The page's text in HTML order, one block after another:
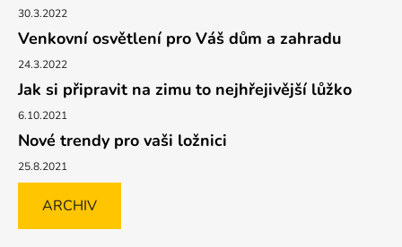
30.3.2022
Venkovní osvětlení pro Váš dům a zahradu
24.3.2022
Jak si připravit na zimu to nejhřejivější lůžko
6.10.2021
Nové trendy pro vaši ložnici
25.8.2021
ARCHIV